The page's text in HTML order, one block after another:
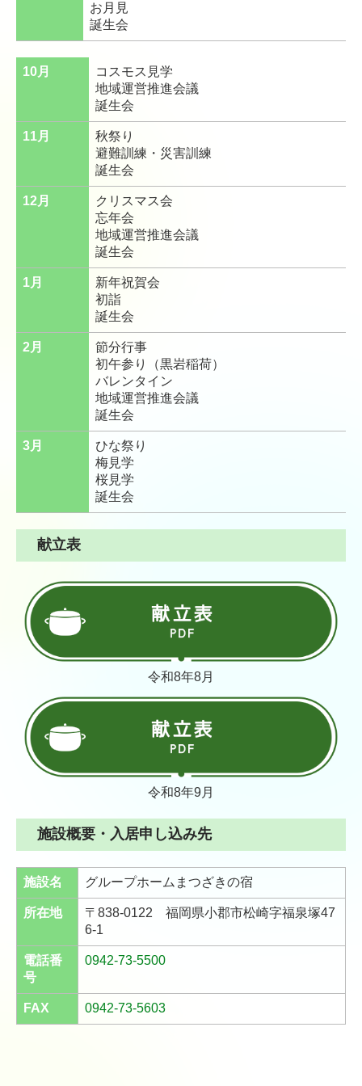
お月見
誕生会
10月
コスモス見学
地域運営推進会議
誕生会
11月
秋祭り
避難訓練・災害訓練
誕生会
12月
クリスマス会
忘年会
地域運営推進会議
誕生会
1月
新年祝賀会
初詣
誕生会
2月
節分行事
初午参り（黒岩稲荷）
バレンタイン
地域運営推進会議
誕生会
3月
ひな祭り
梅見学
桜見学
誕生会
献立表
令和8年8月
令和8年9月
施設概要・入居申し込み先
施設名 グループホームまつざきの宿
所在地
〒838-0122 福岡県小郡市松崎字福泉塚47
6-1
電話番
号
0942-73-5500
FAX 0942-73-5603